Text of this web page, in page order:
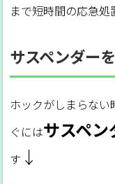
まで短時間の応急処
サスペンダー
ホックがしまらな
ぐにはサスペン
す ↓